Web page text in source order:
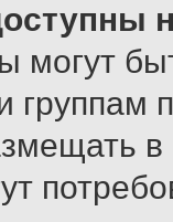
могут
группам